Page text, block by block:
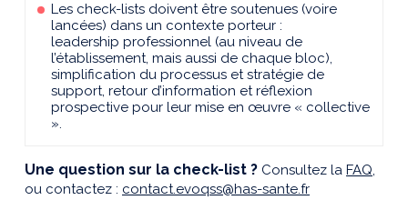
Les check-lists doivent être soutenues (voire
lancées) dans un contexte porteur :
leadership professionnel (au niveau de
l’établissement, mais aussi de chaque bloc),
simplification du processus et stratégie de
support, retour d’information et réflexion
prospective pour leur mise en œuvre « collective
».
Une question sur la check-list ? Consultez la FAQ,
ou contactez : contact.evoqss@has-sante.fr